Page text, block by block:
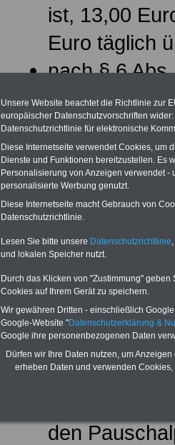
ist, 13,00
Euro täglich
nach § 6
Ausnahme
für die
für den
für die An-
Abs. 1 Nr. 6
Sofern die
Nummern 1
Rechnung
diese eine
einem
den
Unsere Website beachtet die Richtlinie zur
europäischer Datenschutzvorschriften
Datenschutzrichtlinie für elektronische
Diese Internetseite verwendet Cookies, um
Dienste und Funktionen bereitzustellen. Es
Personalisierung von Anzeigen verwendet
personalisierte Werbung genutzt.
Diese Internetseite macht Gebrauch von
Datenschutzrichtlinie.
Lesen Sie bitte unsere Datenschutzrichtlinie
und lokalen Speicher nutzt.
Durch das Klicken von "Zustimmung"
Cookies auf Ihrem Gerät zu speichern.
Wir gewähren Dritten - einschließlich
Google-Website "Datenschutzerklärung &
Google ihre personenbezogenen Daten
Dürfen wir Ihre Daten nutzen, um
erheben Daten und verwenden